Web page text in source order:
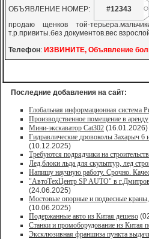
ОБЪЯВЛЕНИЕ НОМЕР:
#12343
продаю щенков той-
т.р.привиты.без документов.вес
Телефон: ИЗВИНИТЕ, Объявление
Последние добавления на сайт:
Глобальная информационная система
Производственное помещение в аренду
Мини-экскаватор Cat302 (16.01.2026)
Гидравлические дровоколы Захарыч 6
(10.12.2025)
Требуются подрядчики на
Лед,блоки льда для скульптур, лед
Напишу научную работу. Срочно.
"АвтоТехЦентр SP AUTO" в
(24.06.2025)
Мостовые опорные и подвесные
(10.06.2025)
Подержанные авто из Китая дешево
Станки и промоборудование из Китая
Эксклюзивная франшиза пункта